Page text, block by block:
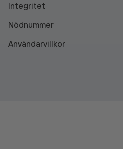
Integritet
Nödnummer
Användarvillkor